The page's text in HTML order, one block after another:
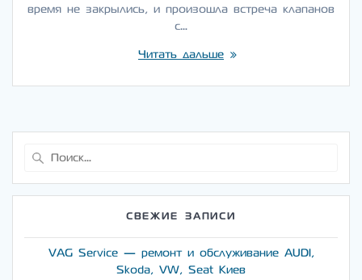
время не закрылись, и произошла встреча клапанов
с…
Читать дальше
СВЕЖИЕ ЗАПИСИ
VAG Service — ремонт и обслуживание AUDI,
Skoda, VW, Seat Киев